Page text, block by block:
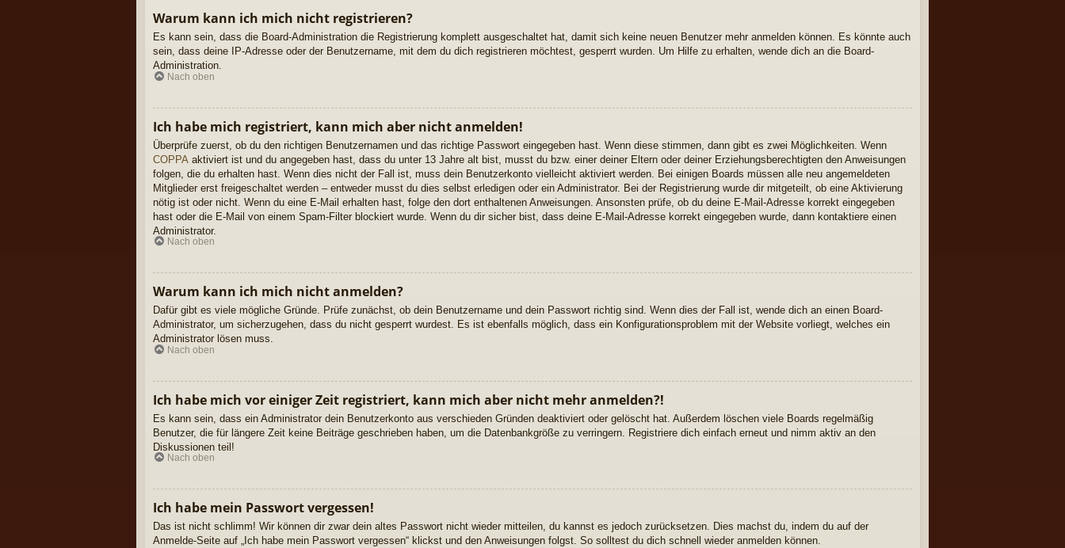
Warum kann ich mich nicht registrieren?
Es kann sein, dass die Board-Administration die Registrierung komplett ausgeschaltet hat, damit sich keine neuen Benutzer mehr anmelden können. Es könnte auch
sein, dass deine IP-Adresse oder der Benutzername, mit dem du dich registrieren möchtest, gesperrt wurden. Um Hilfe zu erhalten, wende dich an die Board-
Administration.
Nach oben
Ich habe mich registriert, kann mich aber nicht anmelden!
Überprüfe zuerst, ob du den richtigen Benutzernamen und das richtige Passwort eingegeben hast. Wenn diese stimmen, dann gibt es zwei Möglichkeiten. Wenn
COPPA aktiviert ist und du angegeben hast, dass du unter 13 Jahre alt bist, musst du bzw. einer deiner Eltern oder deiner Erziehungsberechtigten den Anweisungen
folgen, die du erhalten hast. Wenn dies nicht der Fall ist, muss dein Benutzerkonto vielleicht aktiviert werden. Bei einigen Boards müssen alle neu angemeldeten
Mitglieder erst freigeschaltet werden – entweder musst du dies selbst erledigen oder ein Administrator. Bei der Registrierung wurde dir mitgeteilt, ob eine Aktivierung
nötig ist oder nicht. Wenn du eine E-Mail erhalten hast, folge den dort enthaltenen Anweisungen. Ansonsten prüfe, ob du deine E-Mail-Adresse korrekt eingegeben
hast oder die E-Mail von einem Spam-Filter blockiert wurde. Wenn du dir sicher bist, dass deine E-Mail-Adresse korrekt eingegeben wurde, dann kontaktiere einen
Administrator.
Nach oben
Warum kann ich mich nicht anmelden?
Dafür gibt es viele mögliche Gründe. Prüfe zunächst, ob dein Benutzername und dein Passwort richtig sind. Wenn dies der Fall ist, wende dich an einen Board-
Administrator, um sicherzugehen, dass du nicht gesperrt wurdest. Es ist ebenfalls möglich, dass ein Konfigurationsproblem mit der Website vorliegt, welches ein
Administrator lösen muss.
Nach oben
Ich habe mich vor einiger Zeit registriert, kann mich aber nicht mehr anmelden?!
Es kann sein, dass ein Administrator dein Benutzerkonto aus verschieden Gründen deaktiviert oder gelöscht hat. Außerdem löschen viele Boards regelmäßig
Benutzer, die für längere Zeit keine Beiträge geschrieben haben, um die Datenbankgröße zu verringern. Registriere dich einfach erneut und nimm aktiv an den
Diskussionen teil!
Nach oben
Ich habe mein Passwort vergessen!
Das ist nicht schlimm! Wir können dir zwar dein altes Passwort nicht wieder mitteilen, du kannst es jedoch zurücksetzen. Dies machst du, indem du auf der
Anmelde-Seite auf „Ich habe mein Passwort vergessen“ klickst und den Anweisungen folgst. So solltest du dich schnell wieder anmelden können.